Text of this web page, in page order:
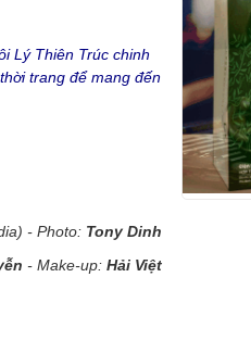
Lý Thiên Trúc chinh
trang để mang đến
- Photo: Tony Dinh
- Make-up: Hải Việt